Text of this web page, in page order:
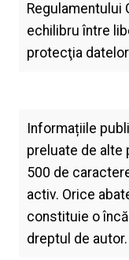
Regulamentului
echilibru între
protecţia
Informațiile
preluate de alte
500 de
activ. Orice
constituie o
dreptul de autor.